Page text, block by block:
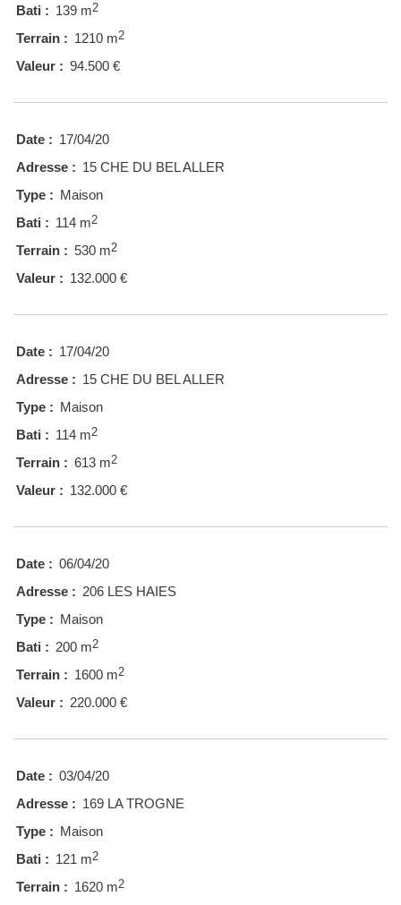
Bati : 139 m2
Terrain : 1210 m2
Valeur : 94.500 €
Date : 17/04/20
Adresse : 15 CHE DU BEL ALLER
Type : Maison
Bati : 114 m2
Terrain : 530 m2
Valeur : 132.000 €
Date : 17/04/20
Adresse : 15 CHE DU BEL ALLER
Type : Maison
Bati : 114 m2
Terrain : 613 m2
Valeur : 132.000 €
Date : 06/04/20
Adresse : 206 LES HAIES
Type : Maison
Bati : 200 m2
Terrain : 1600 m2
Valeur : 220.000 €
Date : 03/04/20
Adresse : 169 LA TROGNE
Type : Maison
Bati : 121 m2
Terrain : 1620 m2